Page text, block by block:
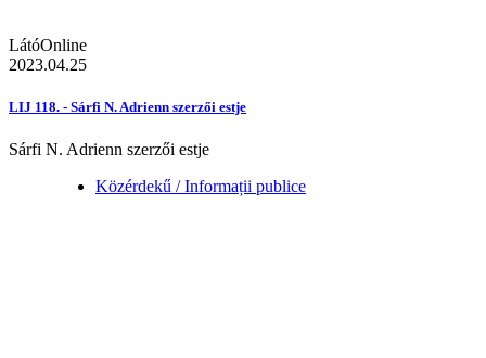
LátóOnline
2023.04.25
LIJ 118. - Sárfi N. Adrienn szerzői estje
Sárfi N. Adrienn szerzői estje
Közérdekű / Informații publice